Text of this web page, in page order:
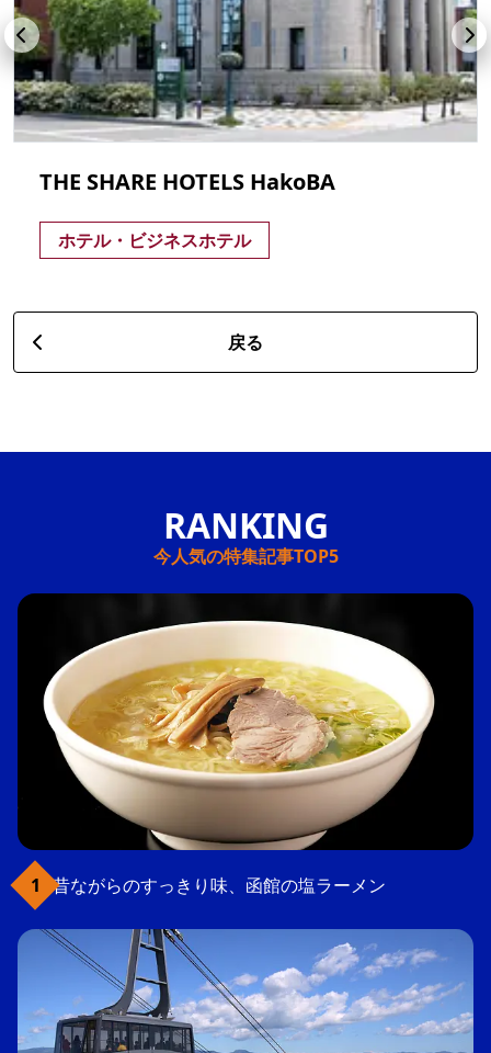
THE SHARE HOTELS HakoBA
ホテル・ビジネスホテル
戻る
今人気の特集記事TOP5
昔ながらのすっきり味、函館の塩ラーメン